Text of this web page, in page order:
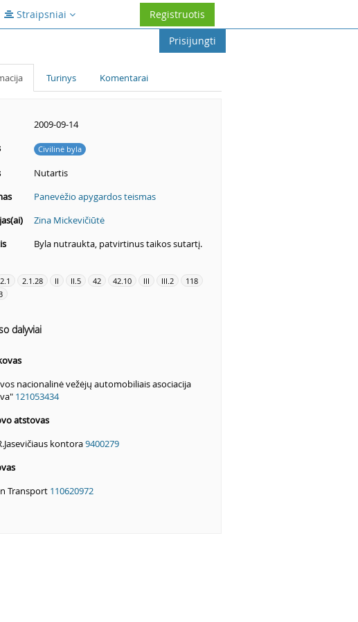
Straipsniai
Registruotis
Prisijungti
Turinys Komentarai
2009-09-14
Civilinė byla
Nutartis
Panevėžio apygardos teismas
Zina Mickevičiūtė
Byla nutraukta, patvirtinus taikos sutartį.
2.1 2.1.28 II II.5 42 42.10 III III.2
118
dalyviai
nacionalinė vežėjų automobiliais asociacija
121053434
atstovas
kontora9400279
Transport 110620972